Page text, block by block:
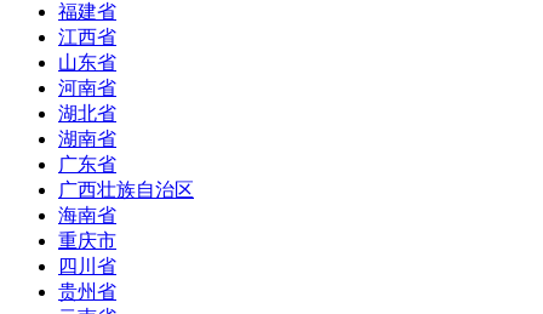
福建省
江西省
山东省
河南省
湖北省
湖南省
广东省
广西壮族自治区
海南省
重庆市
四川省
贵州省